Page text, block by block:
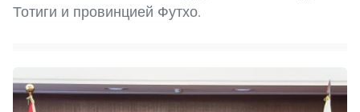
Тотиги и провинцией Футхо.